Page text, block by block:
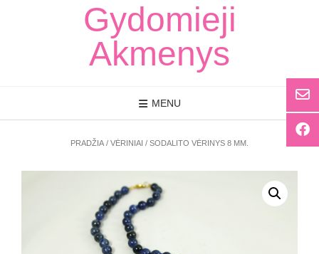
Gydomieji
Akmenys
MENU
PRADŽIA / VĖRINIAI / SODALITO VĖRINYS 8 MM.